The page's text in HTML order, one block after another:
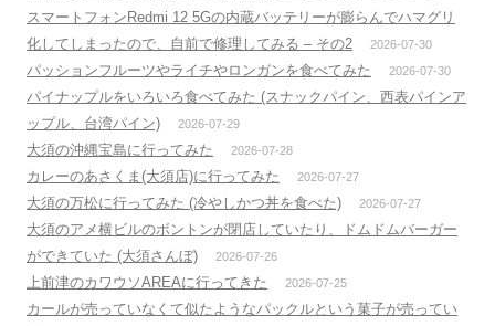
スマートフォンRedmi 12 5Gの内蔵バッテリーが膨らんでハマグリ
化してしまったので、自前で修理してみる – その2
2026-07-30
パッションフルーツやライチやロンガンを食べてみた 2026-07-30
パイナップルをいろいろ食べてみた (スナックパイン、西表パインア
ップル、台湾パイン)
2026-07-29
大須の沖縄宝島に行ってみた 2026-07-28
カレーのあさくま(大須店)に行ってみた 2026-07-27
大須の万松に行ってみた (冷やしかつ丼を食べた) 2026-07-27
大須のアメ横ビルのボントンが閉店していたり、ドムドムバーガー
ができていた (大須さんぼ)
2026-07-26
上前津のカワウソAREAに行ってきた 2026-07-25
カールが売っていなくて似たようなパックルという菓子が売ってい